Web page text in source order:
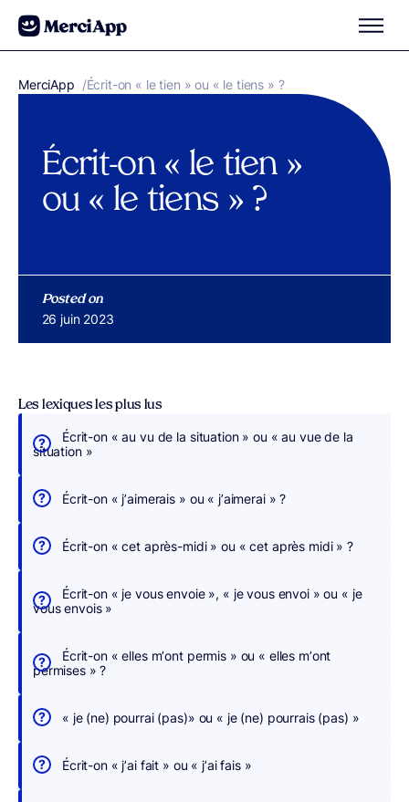
Aller au contenu
MerciApp correcteur orthographe
/Écrit-on « le tien » ou « le tiens » ?
Écrit-on « le tien »
ou « le tiens » ?
Posted on
Publié le
26 juin 2023
É
r
i
v
e
s
s
h
r
Les lexiques les plus lus
Écrit-on « au vu de la situation » ou « au vue de la
situation »
Écrit-on « j’aimerais » ou « j’aimerai » ?
Écrit-on « cet après-midi » ou « cet après midi » ?
Écrit-on « je vous envoie », « je vous envoi » ou « je
vous envois »
Écrit-on « elles m’ont permis » ou « elles m’ont
permises » ?
« je (ne) pourrai (pas)» ou « je (ne) pourrais (pas) »
Écrit-on « j’ai fait » ou « j’ai fais »